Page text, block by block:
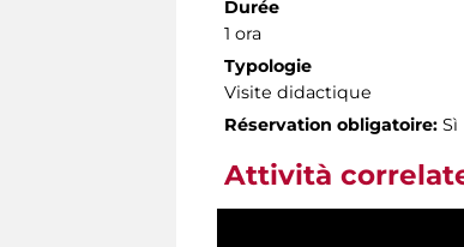
Durée
1 ora
Typologie
Visite didactique
Réservation obligatoire: Sì
Attività